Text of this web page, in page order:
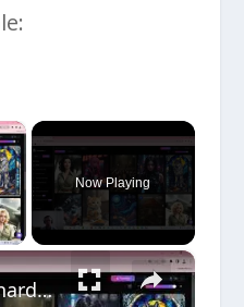
×
Now Playing
×
Que vaut Leonardo.AI en matière de génération d'images ?